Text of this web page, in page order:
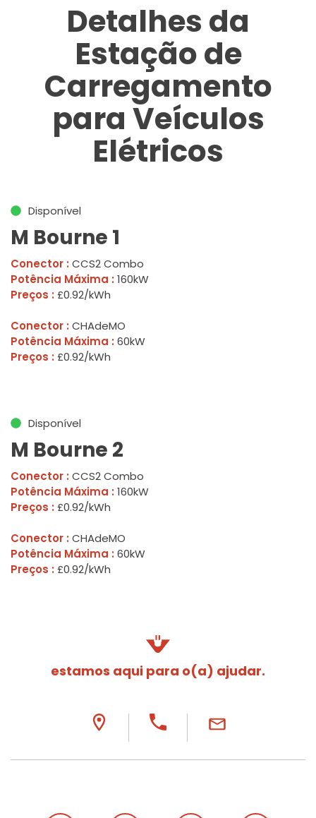
Detalhes da
Estação de
Carregamento
para Veículos
Elétricos
Disponível
M Bourne 1
Conector : CCS2 Combo
Potência Máxima : 160kW
Preços : £0.92/kWh
Conector : CHAdeMO
Potência Máxima : 60kW
Preços : £0.92/kWh
Disponível
M Bourne 2
Conector : CCS2 Combo
Potência Máxima : 160kW
Preços : £0.92/kWh
Conector : CHAdeMO
Potência Máxima : 60kW
Preços : £0.92/kWh
estamos aqui para o(a) ajudar.